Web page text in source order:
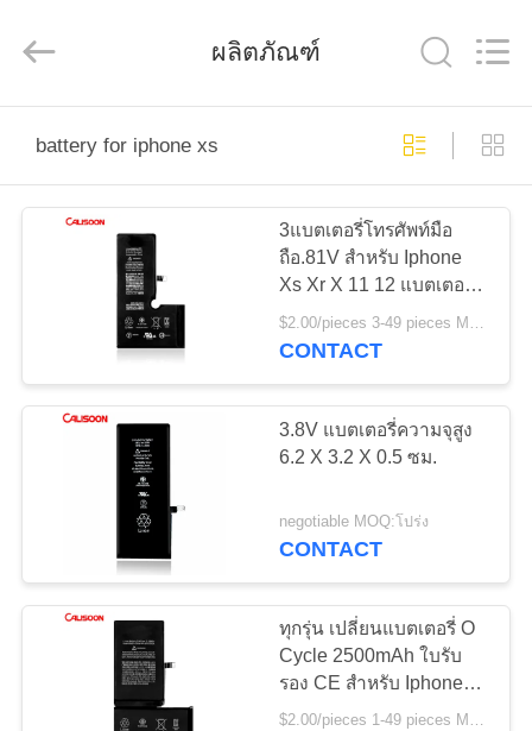
บ้าน
ผลิตภัณฑ์
เกี่ยว
ทัวร์
Yoodertumn
Electronics
All
Reserved.
ผลิตภัณฑ์
battery for iphone xs
3แบตเตอรี่โทรศัพท์มือ
ถือ.81V สําหรับ Iphone
Xs Xr X 11 12 แบตเตอรี่
เปลี่ยน
$2.00/pieces 3-49 pieces MOQ:3 ชิ้น
CONTACT
3.8V แบตเตอรี่ความจุสูง
6.2 X 3.2 X 0.5 ซม.
negotiable MOQ:โปร่ง
CONTACT
ทุกรุ่น เปลี่ยนแบตเตอรี่ O
Cycle 2500mAh ใบรับ
รอง CE สําหรับ Iphone
Xs Max
$2.00/pieces 1-49 pieces MOQ:โปร่ง